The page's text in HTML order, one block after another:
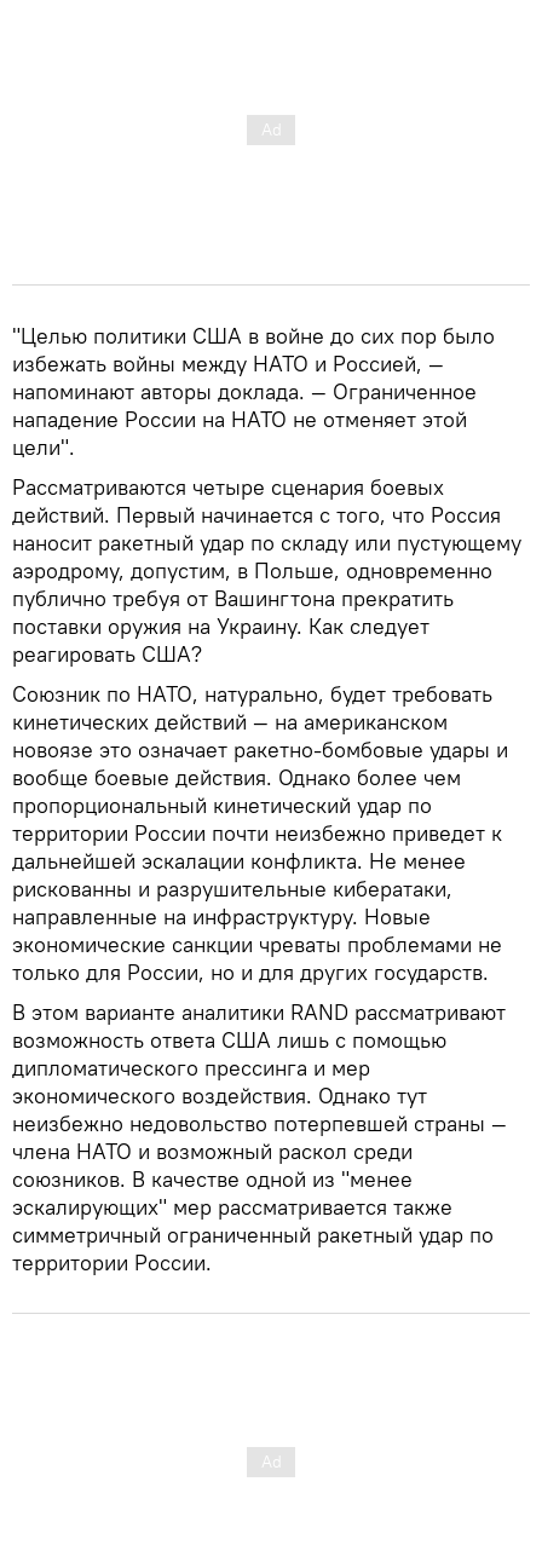
"Целью политики США в войне до сих пор было
избежать войны между НАТО и Россией, —
напоминают авторы доклада. — Ограниченное
нападение России на НАТО не отменяет этой
цели".
Рассматриваются четыре сценария боевых
действий. Первый начинается с того, что Россия
наносит ракетный удар по складу или пустующему
аэродрому, допустим, в Польше, одновременно
публично требуя от Вашингтона прекратить
поставки оружия на Украину. Как следует
реагировать США?
Союзник по НАТО, натурально, будет требовать
кинетических действий — на американском
новоязе это означает ракетно-бомбовые удары и
вообще боевые действия. Однако более чем
пропорциональный кинетический удар по
территории России почти неизбежно приведет к
дальнейшей эскалации конфликта. Не менее
рискованны и разрушительные кибератаки,
направленные на инфраструктуру. Новые
экономические санкции чреваты проблемами не
только для России, но и для других государств.
В этом варианте аналитики RAND рассматривают
возможность ответа США лишь с помощью
дипломатического прессинга и мер
экономического воздействия. Однако тут
неизбежно недовольство потерпевшей страны —
члена НАТО и возможный раскол среди
союзников. В качестве одной из "менее
эскалирующих" мер рассматривается также
симметричный ограниченный ракетный удар по
территории России.